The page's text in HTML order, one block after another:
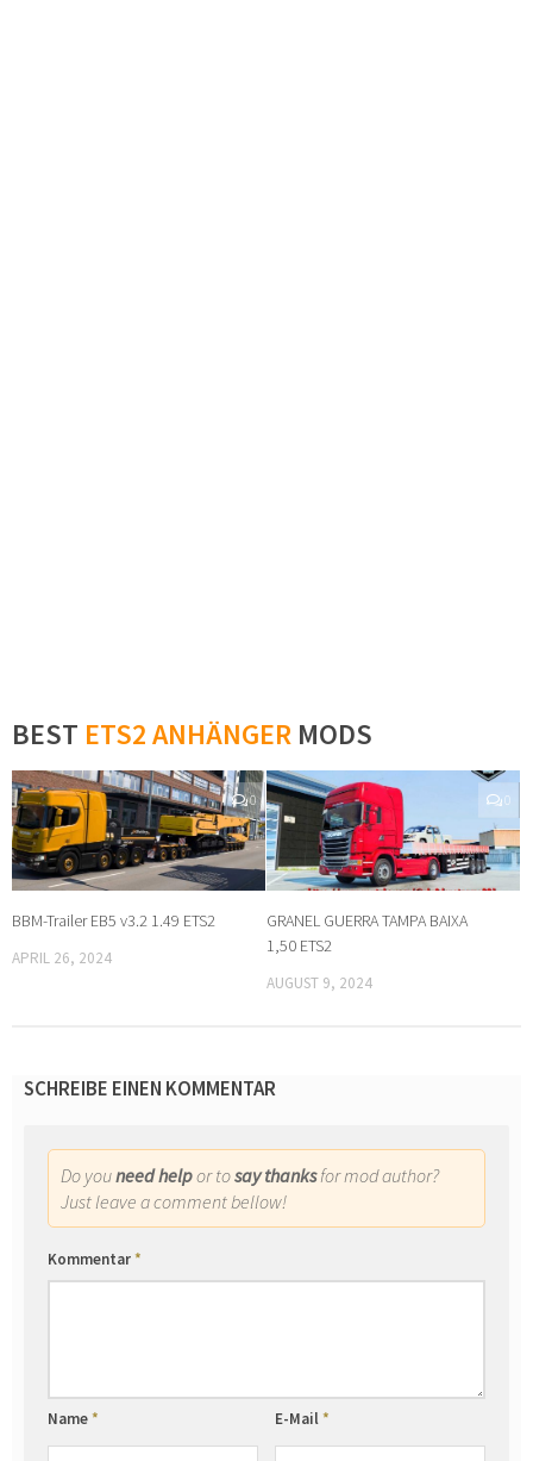
BEST ETS2 ANHÄNGER MODS
0
BBM-Trailer EB5 v3.2 1.49 ETS2
APRIL 26, 2024
0
GRANEL GUERRA TAMPA BAIXA
1,50 ETS2
AUGUST 9, 2024
SCHREIBE EINEN KOMMENTAR
Do youneed helpor tosay thanksfor mod author?
Just leave a comment bellow!
Kommentar*
Name* E-Mail*